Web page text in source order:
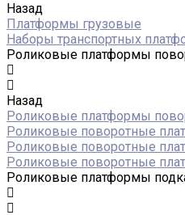
Назад
Платформы грузовые
Наборы транспортных
Роликовые платформы
Назад
Роликовые платформы
Роликовые поворотные
Роликовые поворотные
Роликовые поворотные
Роликовые платформы